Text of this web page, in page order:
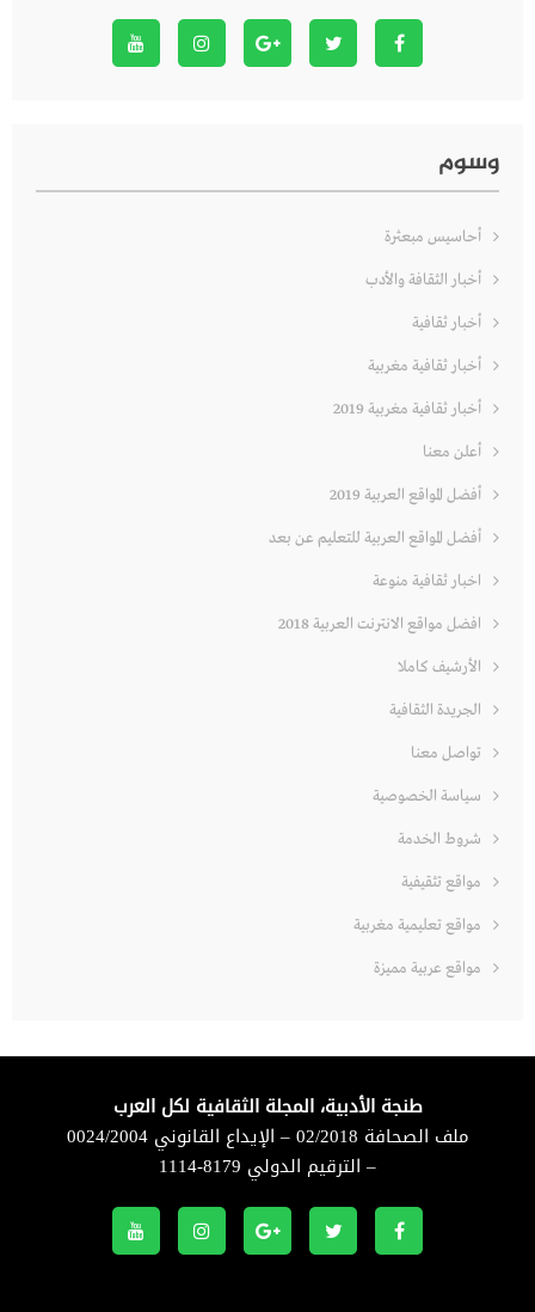
وسوم
أحاسيس مبعثرة
أخبار الثقافة والأدب
أخبار ثقافية
أخبار ثقافية مغربية
أخبار ثقافية مغربية 2019
أعلن معنا
أفضل المواقع العربية 2019
أفضل المواقع العربية للتعليم عن بعد
اخبار ثقافية منوعة
افضل مواقع الانترنت العربية 2018
الأرشيف كاملا
الجريدة الثقافية
تواصل معنا
سياسة الخصوصية
شروط الخدمة
مواقع تثقيفية
مواقع تعليمية مغربية
مواقع عربية مميزة
طنجة الأدبية، المجلة الثقافية لكل العرب
ملف الصحافة 02/2018 – الإيداع القانوني 0024/2004
– الترقيم الدولي 8179-1114